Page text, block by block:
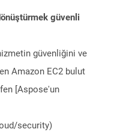
güvenli
güvenliğini ve
Amazon EC2 bulut
[Aspose'un
security)